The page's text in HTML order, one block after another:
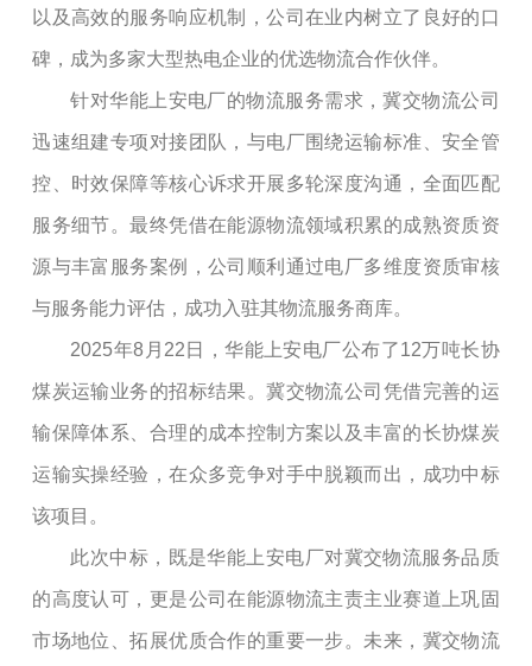
以及高效的服务响应机制，公司在业内树立了良好的口
碑，成为多家大型热电企业的优选物流合作伙伴。
针对华能上安电厂的物流服务需求，冀交物流公司
迅速组建专项对接团队，与电厂围绕运输标准、安全管
控、时效保障等核心诉求开展多轮深度沟通，全面匹配
服务细节。最终凭借在能源物流领域积累的成熟资质资
源与丰富服务案例，公司顺利通过电厂多维度资质审核
与服务能力评估，成功入驻其物流服务商库。
2025年8月22日，华能上安电厂公布了12万吨长协
煤炭运输业务的招标结果。冀交物流公司凭借完善的运
输保障体系、合理的成本控制方案以及丰富的长协煤炭
运输实操经验，在众多竞争对手中脱颖而出，成功中标
该项目。
此次中标，既是华能上安电厂对冀交物流服务品质
的高度认可，更是公司在能源物流主责主业赛道上巩固
市场地位、拓展优质合作的重要一步。未来，冀交物流